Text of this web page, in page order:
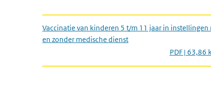
Vaccinatie van kinderen 5 t/m 11 jaar in instellingen
en zonder medische dienst
PDF | 63,86